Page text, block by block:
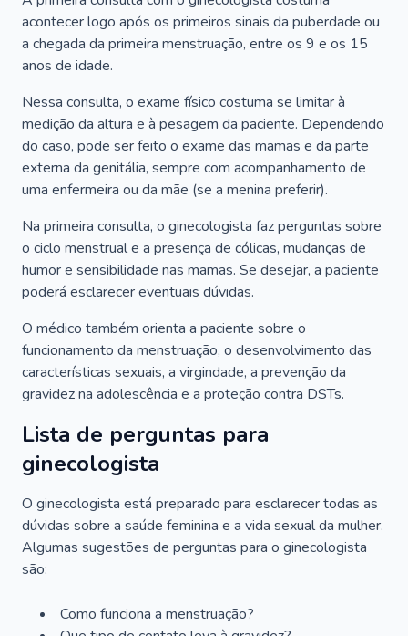
acontecer logo após os primeiros sinais da puberdade ou
a chegada da primeira menstruação, entre os 9 e os 15
anos de idade.
Nessa consulta, o exame físico costuma se limitar à
medição da altura e à pesagem da paciente. Dependendo
do caso, pode ser feito o exame das mamas e da parte
externa da genitália, sempre com acompanhamento de
uma enfermeira ou da mãe (se a menina preferir).
Na primeira consulta, o ginecologista faz perguntas sobre
o ciclo menstrual e a presença de cólicas, mudanças de
humor e sensibilidade nas mamas. Se desejar, a paciente
poderá esclarecer eventuais dúvidas.
O médico também orienta a paciente sobre o
funcionamento da menstruação, o desenvolvimento das
características sexuais, a virgindade, a prevenção da
gravidez na adolescência e a proteção contra DSTs.
Lista de perguntas para
ginecologista
O ginecologista está preparado para esclarecer todas as
dúvidas sobre a saúde feminina e a vida sexual da mulher.
Algumas sugestões de perguntas para o ginecologista
são:
Como funciona a menstruação?